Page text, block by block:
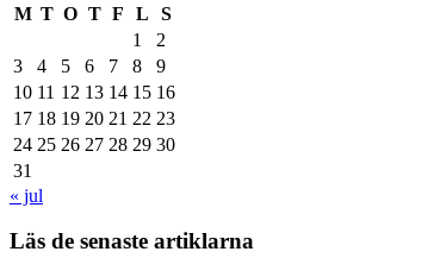
M T O T F L
S
1
2
3
4 5 6 7 8
9
10 11 12 13 14 15 16
17 18 19 20 21 22 23
24 25 26 27 28 29 30
31
« jul
Läs de senaste artiklarna